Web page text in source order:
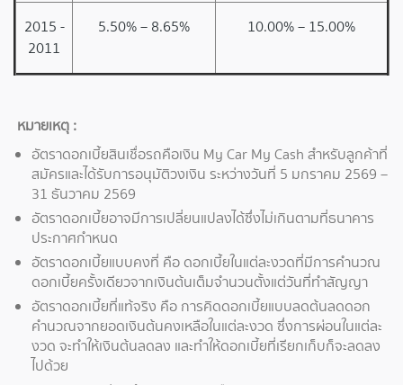
2015 -
2011
5.50% – 8.65% 10.00% – 15.00%
หมายเหตุ :
อัตราดอกเบี้ยสินเชื่อรถคือเงิน My Car My Cash สำหรับลูกค้าที่
สมัครและได้รับการอนุมัติวงเงิน ระหว่างวันที่ 5 มกราคม 2569 –
31 ธันวาคม 2569
อัตราดอกเบี้ยอาจมีการเปลี่ยนแปลงได้ซึ่งไม่เกินตามที่ธนาคาร
ประกาศกำหนด
อัตราดอกเบี้ยแบบคงที่ คือ ดอกเบี้ยในแต่ละงวดที่มีการคำนวณ
ดอกเบี้ยครั้งเดียวจากเงินต้นเต็มจำนวนตั้งแต่วันที่ทำสัญญา
อัตราดอกเบี้ยที่แท้จริง คือ การคิดดอกเบี้ยแบบลดต้นลดดอก
คำนวณจากยอดเงินต้นคงเหลือในแต่ละงวด ซึ่งการผ่อนในแต่ละ
งวด จะทำให้เงินต้นลดลง และทำให้ดอกเบี้ยที่เรียกเก็บก็จะลดลง
ไปด้วย